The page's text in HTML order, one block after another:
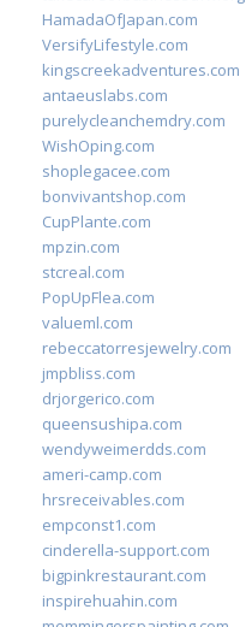
HamadaOfJapan.com
VersifyLifestyle.com
kingscreekadventures.com
antaeuslabs.com
purelycleanchemdry.com
WishOping.com
shoplegacee.com
bonvivantshop.com
CupPlante.com
mpzin.com
stcreal.com
PopUpFlea.com
valueml.com
rebeccatorresjewelry.com
jmpbliss.com
drjorgerico.com
queensushipa.com
wendyweimerdds.com
ameri-camp.com
hrsreceivables.com
empconst1.com
cinderella-support.com
bigpinkrestaurant.com
inspirehuahin.com